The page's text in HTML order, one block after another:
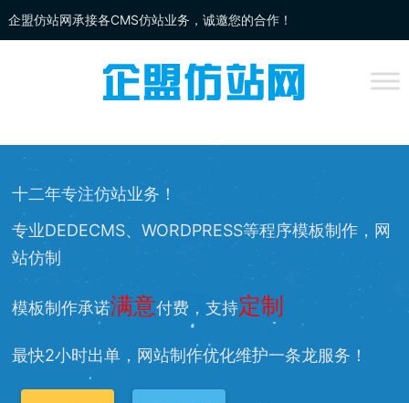
企盟仿站网承接各CMS仿站业务，诚邀您的合作！
DEDECMS仿站 、WORDPRESS仿站
、网站兼容等服务，欢迎您的访问！
十二年专注仿站业务！
专业DEDECMS、WORDPRESS等程序模板制作，网
站仿制
模板制作承诺满意付费，支持定制
最快2小时出单，网站制作优化维护一条龙服务！